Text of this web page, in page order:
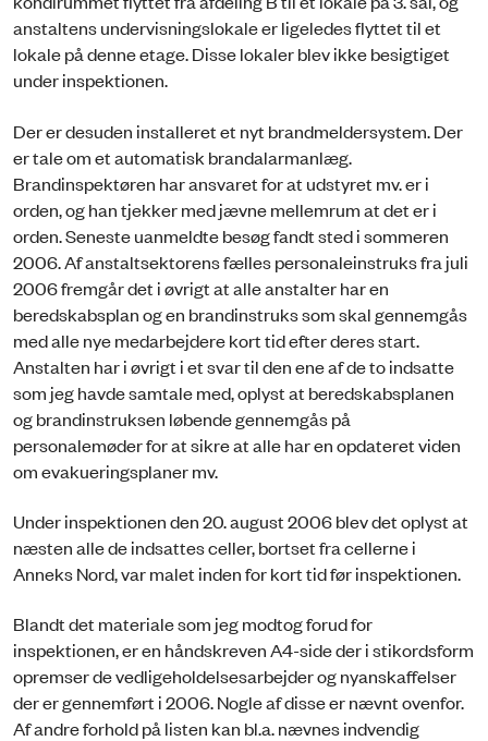
anstaltens undervisningslokale er ligeledes flyttet til et
lokale på denne etage. Disse lokaler blev ikke besigtiget
under inspektionen.
Der er desuden installeret et nyt brandmeldersystem. Der
er tale om et automatisk brandalarmanlæg.
Brandinspektøren har ansvaret for at udstyret mv. er i
orden, og han tjekker med jævne mellemrum at det er i
orden. Seneste uanmeldte besøg fandt sted i sommeren
2006. Af anstaltsektorens fælles personaleinstruks fra juli
2006 fremgår det i øvrigt at alle anstalter har en
beredskabsplan og en brandinstruks som skal gennemgås
med alle nye medarbejdere kort tid efter deres start.
Anstalten har i øvrigt i et svar til den ene af de to indsatte
som jeg havde samtale med, oplyst at beredskabsplanen
og brandinstruksen løbende gennemgås på
personalemøder for at sikre at alle har en opdateret viden
om evakueringsplaner mv.
Under inspektionen den 20. august 2006 blev det oplyst at
næsten alle de indsattes celler, bortset fra cellerne i
Anneks Nord, var malet inden for kort tid før inspektionen.
Blandt det materiale som jeg modtog forud for
inspektionen, er en håndskreven A4-side der i stikordsform
opremser de vedligeholdelsesarbejder og nyanskaffelser
der er gennemført i 2006. Nogle af disse er nævnt ovenfor.
Af andre forhold på listen kan bl.a. nævnes indvendig